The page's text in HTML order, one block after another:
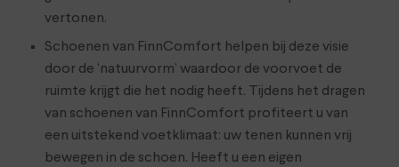
vertonen.
Schoenen van FinnComfort helpen bij deze visie
door de ‘natuurvorm’ waardoor de voorvoet de
ruimte krijgt die het nodig heeft. Tijdens het dragen
van schoenen van FinnComfort profiteert u van
een uitstekend voetklimaat: uw tenen kunnen vrij
bewegen in de schoen. Heeft u een eigen